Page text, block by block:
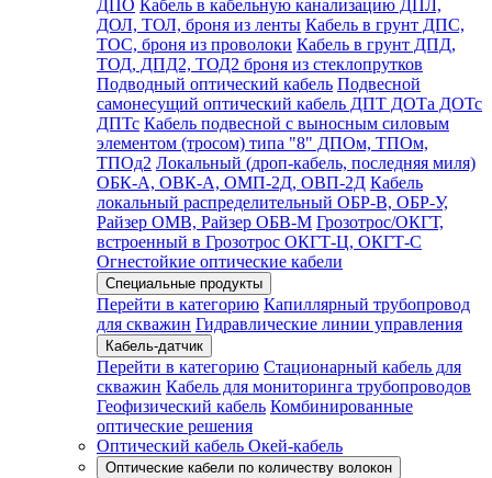
ДПО Кабель в кабельную канализацию ДПЛ,
ДОЛ, ТОЛ, броня из ленты Кабель в грунт ДПС,
ТОС, броня из проволоки Кабель в грунт ДПД,
ТОД, ДПД2, ТОД2 броня из стеклопрутков
Подводный оптический кабель Подвесной
самонесущий оптический кабель ДПТ ДОТа ДОТс
ДПТс Кабель подвесной с выносным силовым
элементом (тросом) типа "8" ДПОм, ТПОм,
ТПОд2 Локальный (дроп-кабель, последняя миля)
ОБК-А, ОВК-А, ОМП-2Д, ОВП-2Д Кабель
локальный распределительный ОБР-В, ОБР-У,
Райзер ОМВ, Райзер ОБВ-М Грозотрос/ОКГТ,
встроенный в Грозотрос ОКГТ-Ц, ОКГТ-С
Огнестойкие оптические кабели
Специальные продукты
Перейти в категорию Капиллярный трубопровод
для скважин Гидравлические линии управления
Кабель-датчик
Перейти в категорию Стационарный кабель для
скважин Кабель для мониторинга трубопроводов
Геофизический кабель Комбинированные
оптические решения
Оптический кабель Окей-кабель
Оптические кабели по количеству волокон